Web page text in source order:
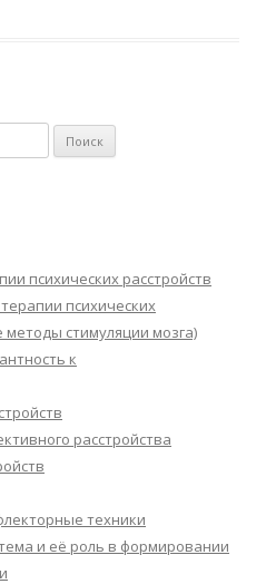
психических расстройств
психических
стимуляции мозга)
к
расстройства
техники
и её роль в формировании